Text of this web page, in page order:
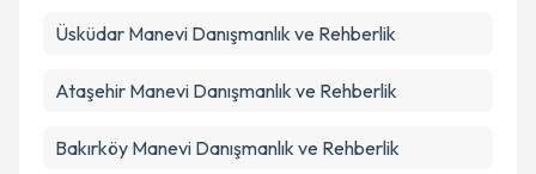
Üsküdar Manevi Danışmanlık ve Rehberlik
Ataşehir Manevi Danışmanlık ve Rehberlik
Bakırköy Manevi Danışmanlık ve Rehberlik